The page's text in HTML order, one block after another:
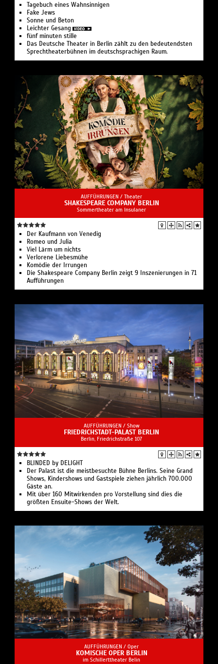
Tagebuch eines Wahnsinnigen
Fake Jews
Sonne und Beton
Leichter Gesang
fünf minuten stille
Das Deutsche Theater in Berlin zählt zu den bedeutendsten
Sprechtheaterbühnen im deutschsprachigen Raum.
AUFFÜHRUNGEN / Theater
SHAKESPEARE COMPANY BERLIN
Sommertheater am Insulaner
Der Kaufmann von Venedig
Romeo und Julia
Viel Lärm um nichts
Verlorene Liebesmühe
Komödie der Irrungen
Die Shakespeare Company Berlin zeigt 9 Inszenierungen in 71
Aufführungen
AUFFÜHRUNGEN / Show
FRIEDRICHSTADT-PALAST BERLIN
Berlin, Friedrichstraße 107
BLINDED by DELIGHT
Der Palast ist die meistbesuchte Bühne Berlins. Seine Grand
Shows, Kindershows und Gastspiele ziehen jährlich 700.000
Gäste an.
Mit über 160 Mitwirkenden pro Vorstellung sind dies die
größten Ensuite-Shows der Welt.
AUFFÜHRUNGEN / Oper
KOMISCHE OPER BERLIN
im Schillerttheater Belin